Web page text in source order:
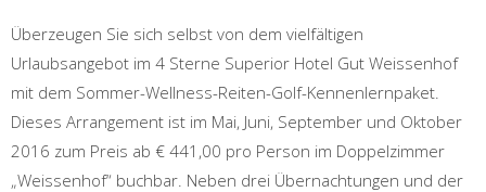
Überzeugen Sie sich selbst von dem vielfältigen
Urlaubsangebot im 4 Sterne Superior Hotel Gut Weissenhof
mit dem Sommer-Wellness-Reiten-Golf-Kennenlernpaket.
Dieses Arrangement ist im Mai, Juni, September und Oktober
2016 zum Preis ab € 441,00 pro Person im Doppelzimmer
„Weissenhof“ buchbar. Neben drei Übernachtungen und der